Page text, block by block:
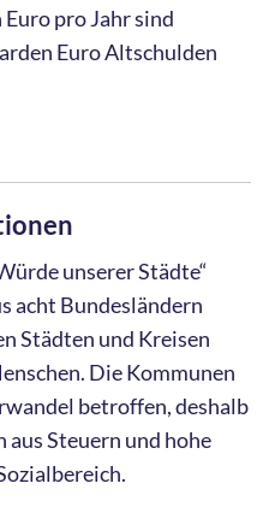
pro Jahr sind
Euro Altschulden
unserer Städte“
acht Bundesländern
Städten und Kreisen
Die Kommunen
betroffen, deshalb
aus Steuern und hohe